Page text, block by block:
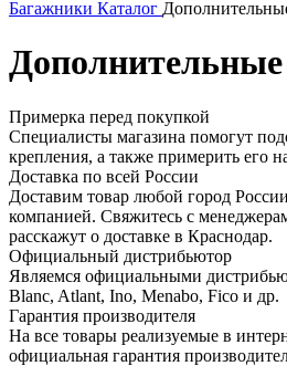
Багажники Каталог
Примерка перед покупкой
Специалисты магазина помогут
крепления, а также примерить его
Доставка по всей России
Доставим товар любой город
компанией. Свяжитесь с
расскажут о доставке в Краснодар.
Официальный дистрибьютор
Являемся официальными
Blanc, Atlant, Ino, Menabo, Fico и др.
Гарантия производителя
На все товары реализуемые в
официальная гарантия